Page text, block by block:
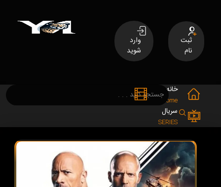
ثبت
نام
وارد
شوید
خانه
Home
سریال
SERIES